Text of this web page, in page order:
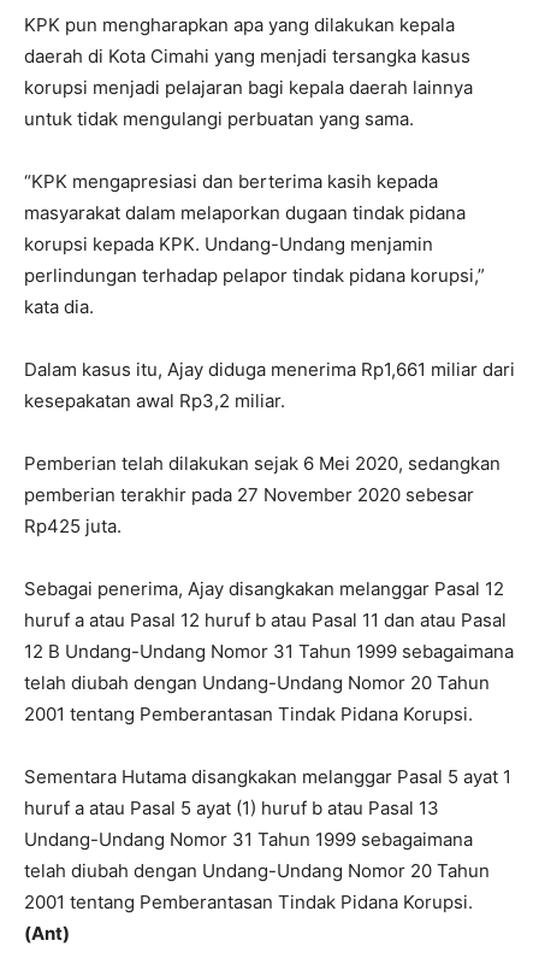
KPK pun mengharapkan apa yang dilakukan kepala
daerah di Kota Cimahi yang menjadi tersangka kasus
korupsi menjadi pelajaran bagi kepala daerah lainnya
untuk tidak mengulangi perbuatan yang sama.
“KPK mengapresiasi dan berterima kasih kepada
masyarakat dalam melaporkan dugaan tindak pidana
korupsi kepada KPK. Undang-Undang menjamin
perlindungan terhadap pelapor tindak pidana korupsi,”
kata dia.
Dalam kasus itu, Ajay diduga menerima Rp1,661 miliar dari
kesepakatan awal Rp3,2 miliar.
Pemberian telah dilakukan sejak 6 Mei 2020, sedangkan
pemberian terakhir pada 27 November 2020 sebesar
Rp425 juta.
Sebagai penerima, Ajay disangkakan melanggar Pasal 12
huruf a atau Pasal 12 huruf b atau Pasal 11 dan atau Pasal
12 B Undang-Undang Nomor 31 Tahun 1999 sebagaimana
telah diubah dengan Undang-Undang Nomor 20 Tahun
2001 tentang Pemberantasan Tindak Pidana Korupsi.
Sementara Hutama disangkakan melanggar Pasal 5 ayat 1
huruf a atau Pasal 5 ayat (1) huruf b atau Pasal 13
Undang-Undang Nomor 31 Tahun 1999 sebagaimana
telah diubah dengan Undang-Undang Nomor 20 Tahun
2001 tentang Pemberantasan Tindak Pidana Korupsi.
(Ant)